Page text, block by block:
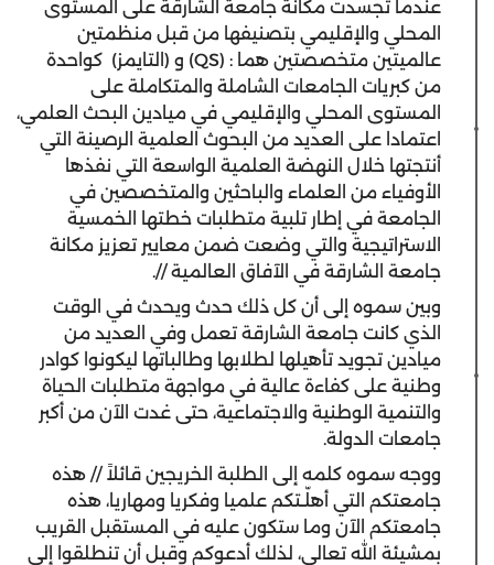
عندما تجسدت مكانة جامعة الشارقة على المستوى
المحلي والإقليمي بتصنيفها من قبل منظمتين
عالميتين متخصصتين هما :
(QS) و (التايمز) كواحدة
من كبريات الجامعات الشاملة والمتكاملة على
المستوى المحلي والإقليمي في ميادين البحث العلمي،
اعتمادا على العديد من البحوث العلمية الرصينة التي
أنتجتها خلال النهضة العلمية الواسعة التي نفذها
الأوفياء من العلماء والباحثين والمتخصصين في
الجامعة في إطار تلبية متطلبات خطتها الخمسية
الاستراتيجية والتي وضعت ضمن معايير تعزيز مكانة
جامعة الشارقة في الآفاق العالمية //.
وبين سموه إلى أن كل ذلك حدث ويحدث في الوقت
الذي كانت جامعة الشارقة تعمل وفي العديد من
ميادين تجويد تأهيلها لطلابها وطالباتها ليكونوا كوادر
وطنية على كفاءة عالية في مواجهة متطلبات الحياة
والتنمية الوطنية والاجتماعية، حتى غدت الآن من أكبر
جامعات الدولة.
ووجه سموه كلمه إلى الطلبة الخريجين قائلاً // هذه
جامعتكم التي أهلّـتكم علميا وفكريا ومهاريا، هذه
جامعتكم الآن وما ستكون عليه في المستقبل القريب
بمشيئة الله تعالى، لذلك أدعوكم وقبل أن تنطلقوا إلى